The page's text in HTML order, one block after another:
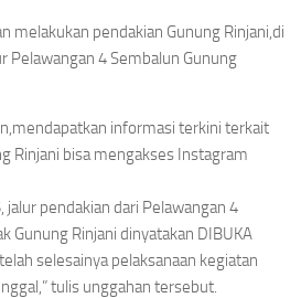
melakukan pendakian Gunung Rinjani,di
Pelawangan 4 Sembalun Gunung
informasi terkini terkait
Rinjani bisa mengakses Instagram
jalur pendakian dari Pelawangan 4
Gunung Rinjani dinyatakan DIBUKA
selesainya pelaksanaan kegiatan
tulis unggahan tersebut.